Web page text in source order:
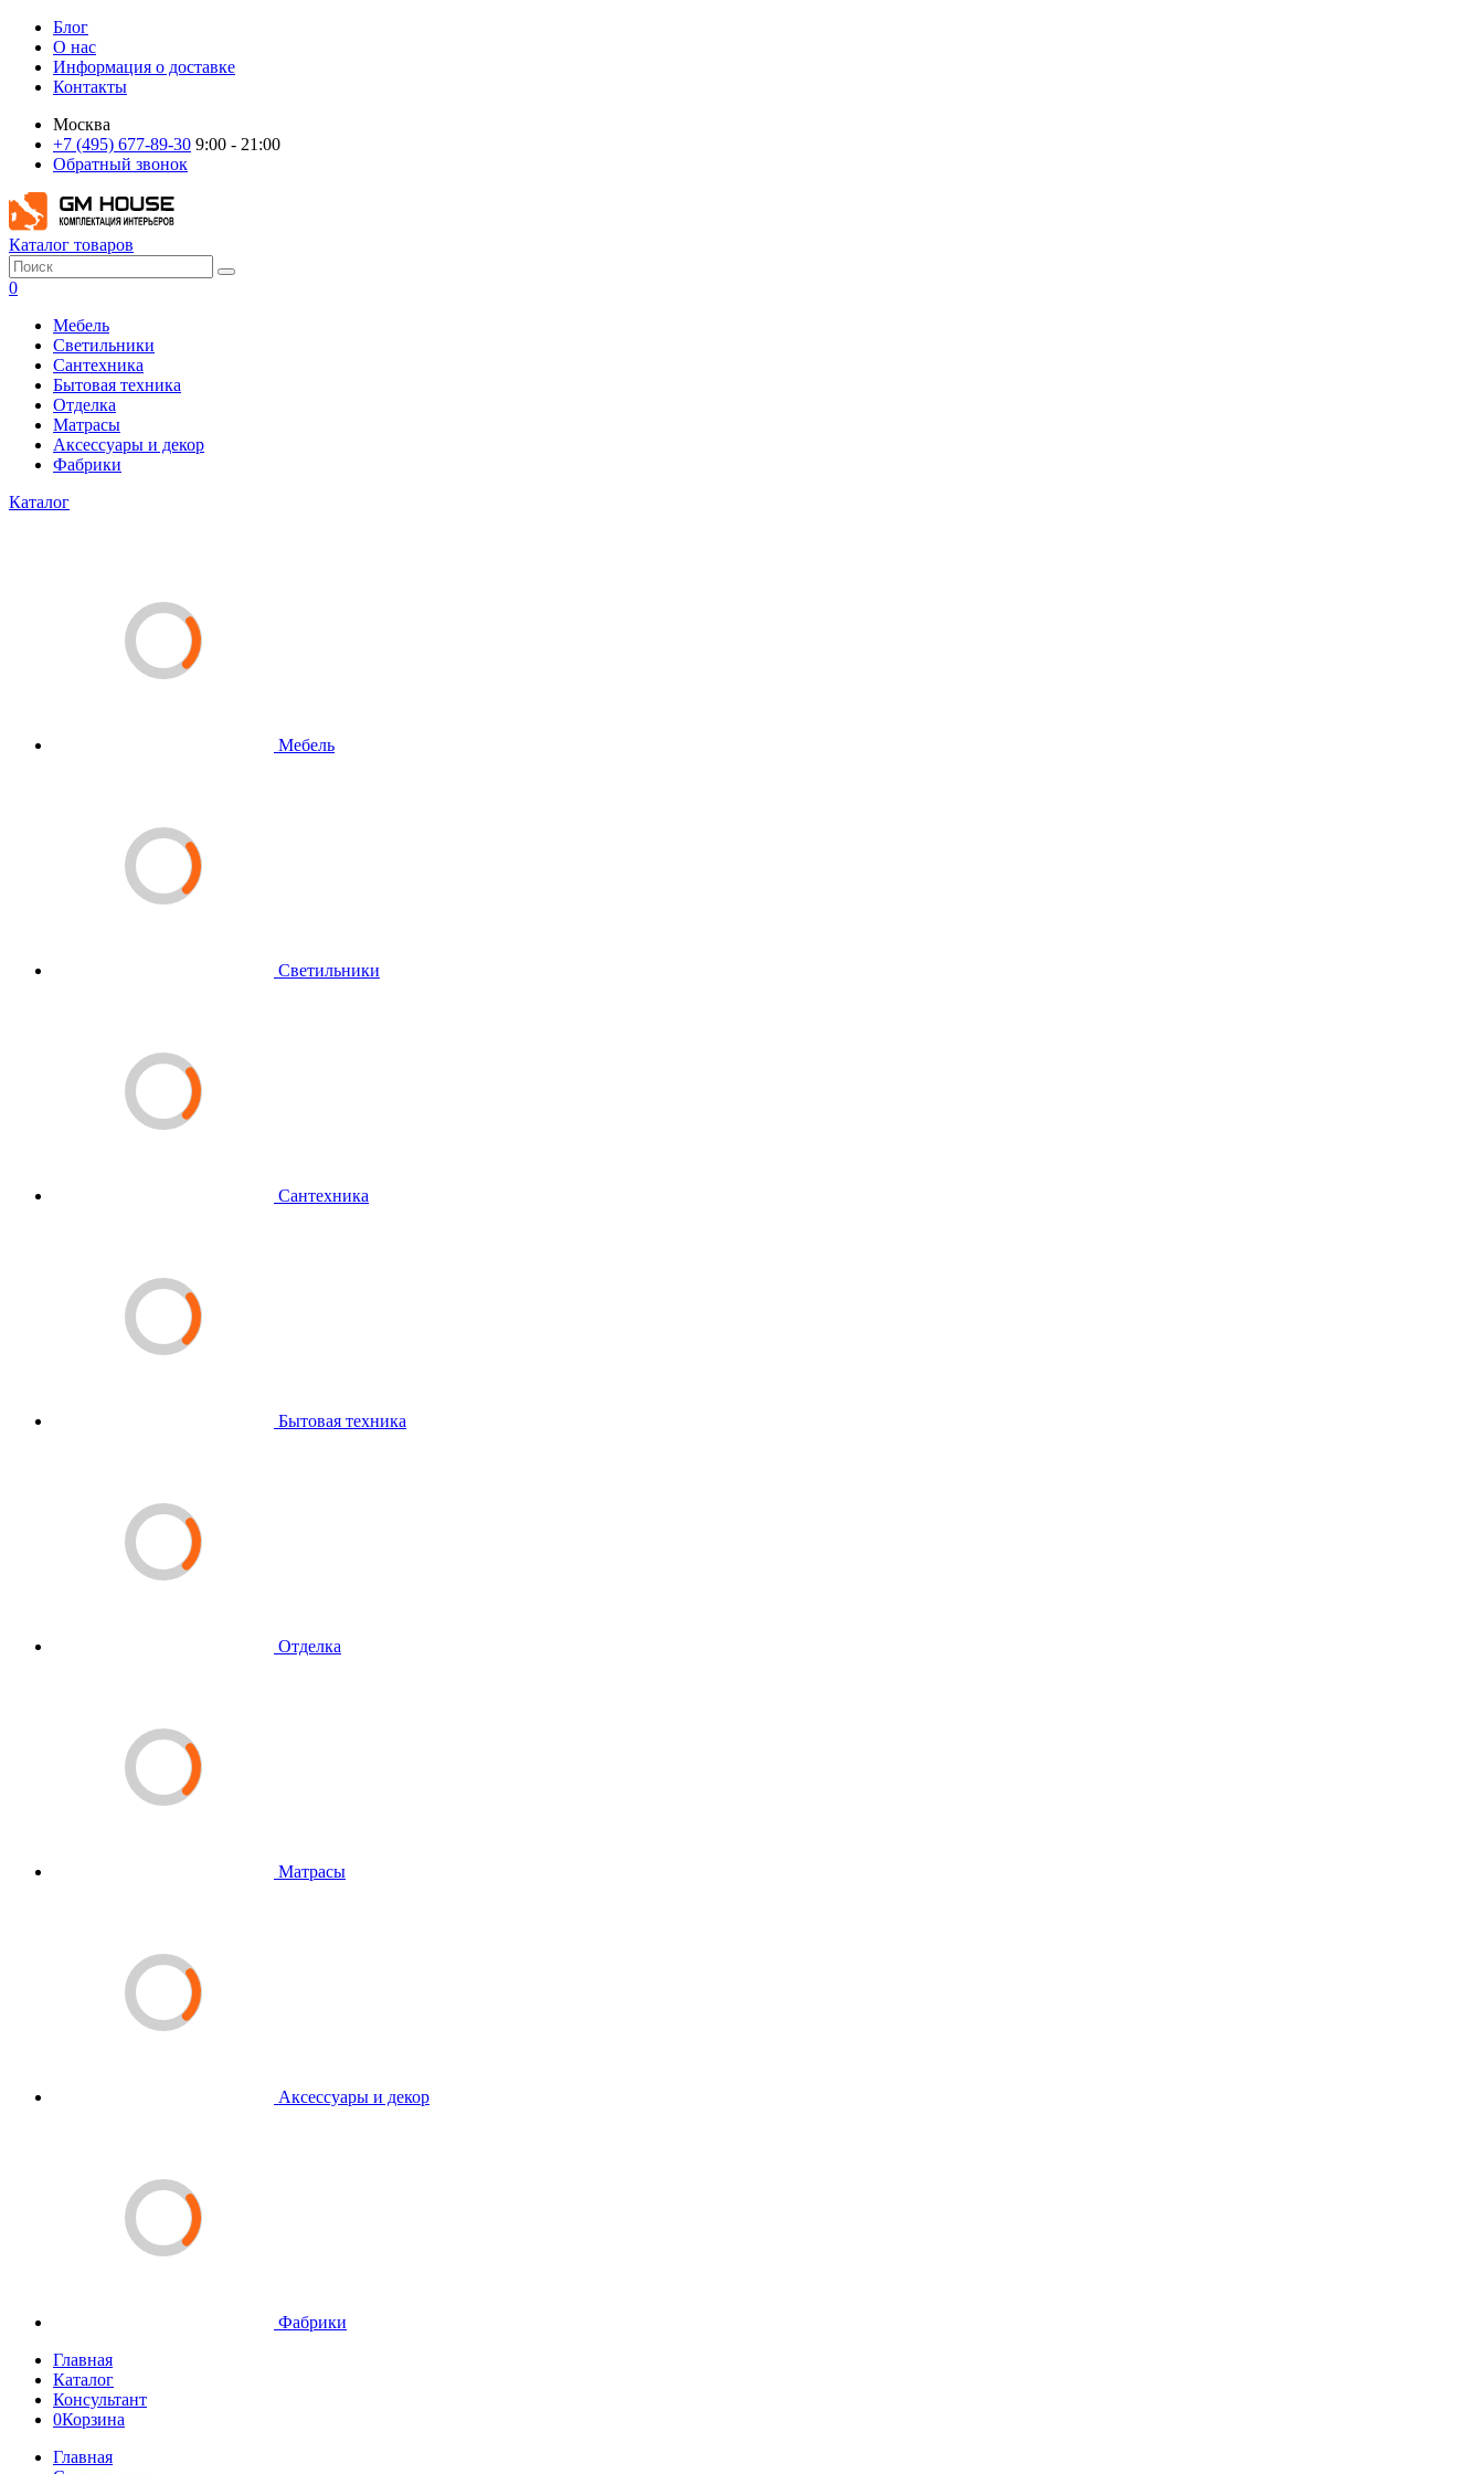
Блог
О нас
Информация о доставке
Контакты
Москва
+7 (495) 677-89-30 9:00 - 21:00
Обратный звонок
Каталог товаров
0
Мебель
Светильники
Сантехника
Бытовая техника
Отделка
Матрасы
Аксессуары и декор
Фабрики
Каталог
Мебель
Светильники
Сантехника
Бытовая техника
Отделка
Матрасы
Аксессуары и декор
Фабрики
Главная
Каталог
Консультант
0Корзина
Главная